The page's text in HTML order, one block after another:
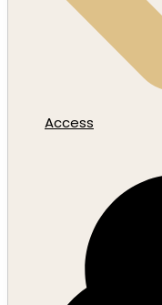
Access